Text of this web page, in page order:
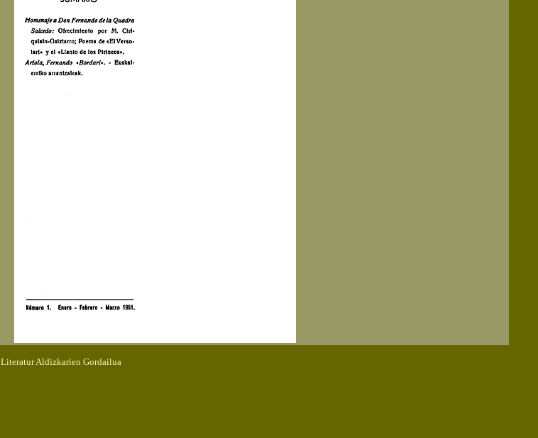
Literatur Aldizkarien Gordailua